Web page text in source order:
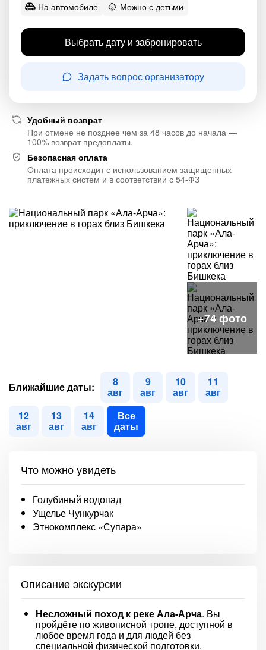
На автомобиле
Можно с детьми
Выбрать дату и забронировать
Задать вопрос организатору
Удобный возврат
При отмене не позднее чем за 48 часов до начала —
100% возврат предоплаты.
Безопасная оплата
Оплата происходит с использованием защищенных
платежных систем и в соответствии с 54-ФЗ
Ближайшие даты: 8
авг
9
авг
10
авг
11
авг
12
авг
13
авг
14
авг
Все
даты
Что можно увидеть
Голубиный водопад
Ущелье Чункурчак
Этнокомплекс «Супара»
Описание экскурсии
Несложный поход к реке Ала-Арча. Вы
пройдёте по живописной тропе, доступной в
любое время года и для людей без
специальной физической подготовки.